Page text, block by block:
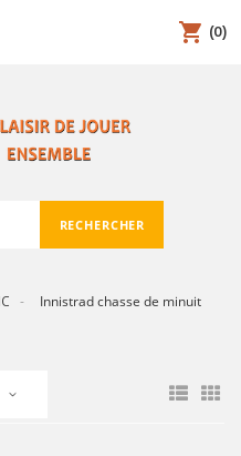
shopping_cart (0)
search
RECHERCHER
Innistrad chasse de minuit